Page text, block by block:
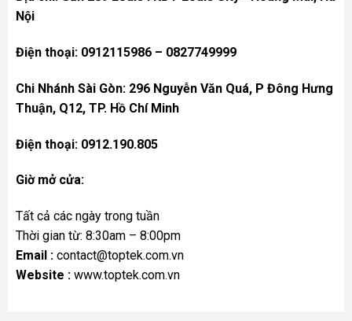
Nội
Điện thoại: 0912115986 – 0827749999
Chi Nhánh Sài Gòn: 296 Nguyễn Văn Quá, P Đông Hưng
Thuận, Q12, TP. Hồ Chí Minh
Điện thoại: 0912.190.805
Giờ mở cửa:
Tất cả các ngày trong tuần
Thời gian từ: 8:30am – 8:00pm
Email : contact@toptek.com.vn
Website : www.toptek.com.vn